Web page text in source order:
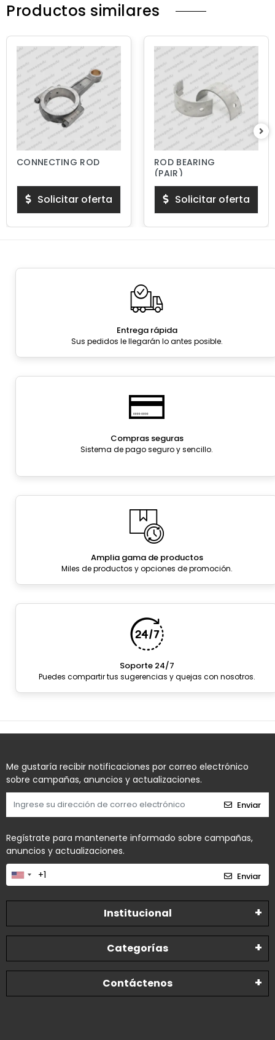
Productos similares
CONNECTING ROD
Solicitar oferta
ROD BEARING
(PAIR)
Solicitar oferta
Entrega rápida
Sus pedidos le llegarán lo antes posible.
Compras seguras
Sistema de pago seguro y sencillo.
Amplia gama de productos
Miles de productos y opciones de promoción.
Soporte 24/7
Puedes compartir tus sugerencias y quejas con nosotros.
Me gustaría recibir notificaciones por correo electrónico
sobre campañas, anuncios y actualizaciones.
Enviar
Regístrate para mantenerte informado sobre campañas,
anuncios y actualizaciones.
Enviar
Institucional
Categorías
Contáctenos